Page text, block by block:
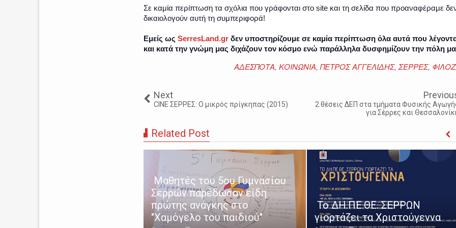
Σε καμία περίπτωση τα σχόλια που γράφονται στο site και τη σελίδα που προαναφέραμε
δικαιολογούν αυτή τη συμπεριφορά!
Εμείς ως SerresLand.gr δεν υποστηρίζουμε σε καμία περίπτωση όλα αυτά που
και κατά την γνώμη μας διχάζουν τον κόσμο ενώ παράλληλα δυσφημίζουν την πόλη
ΑΔΕΣΠΟΤΑ, ΚΟΙΝΩΝΙΑ, ΠΕΤΡΟΣ ΑΓΓΕΛΙΔΗΣ, ΣΕΡΡΕΣ,
Next
CINE ΣΕΡΡΕΣ: Ο μικρός πρίγκηπας (2015)
2 θέσεις ΔΕΠ στα τμήματα Φυσικής
για Σέρρες και
Related Post
Μαθητές του 5ου Γυμνασίου
Σερρών παρέδωσαν είδη
πρώτης ανάγκης στο
"Χαμόγελο του παιδιού"
Το ΔΗ.ΠΕ.ΘΕ. ΣΕΡΡΩΝ
γιορτάζει τα Χριστούγεννα